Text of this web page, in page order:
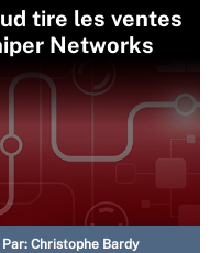
tire les ventes
Networks
Par: Christophe Bardy